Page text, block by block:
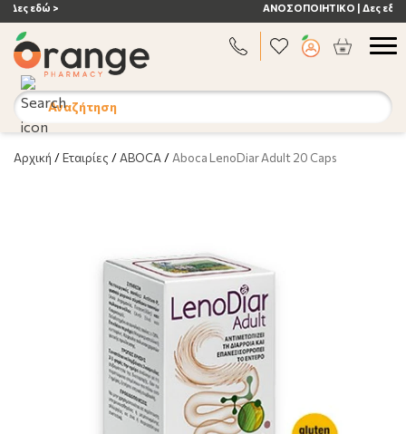
ΑΝΟΣΟΠΟΙΗΤΙΚΟ | Δες εδώ >
Αναζήτηση
Αρχική /Εταιρίες / ABOCA / Aboca LenoDiar Adult 20 Caps